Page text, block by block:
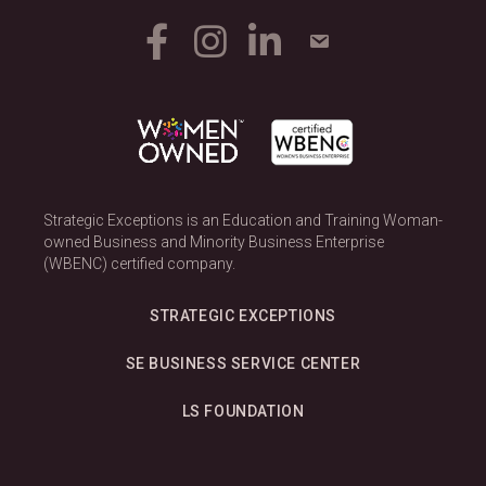
Strategic Exceptions is an Education and Training Woman-
owned Business and Minority Business Enterprise
(WBENC) certified company.
STRATEGIC EXCEPTIONS
SE BUSINESS SERVICE CENTER
LS FOUNDATION